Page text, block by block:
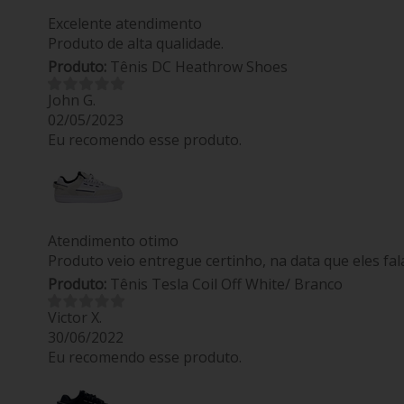
Excelente atendimento
Produto de alta qualidade.
Produto: Tênis DC Heathrow Shoes
John G.
02/05/2023
Eu recomendo esse produto.
Atendimento otimo
Produto veio entregue certinho, na data que eles
Produto: Tênis Tesla Coil Off White/ Branco
Victor X.
30/06/2022
Eu recomendo esse produto.